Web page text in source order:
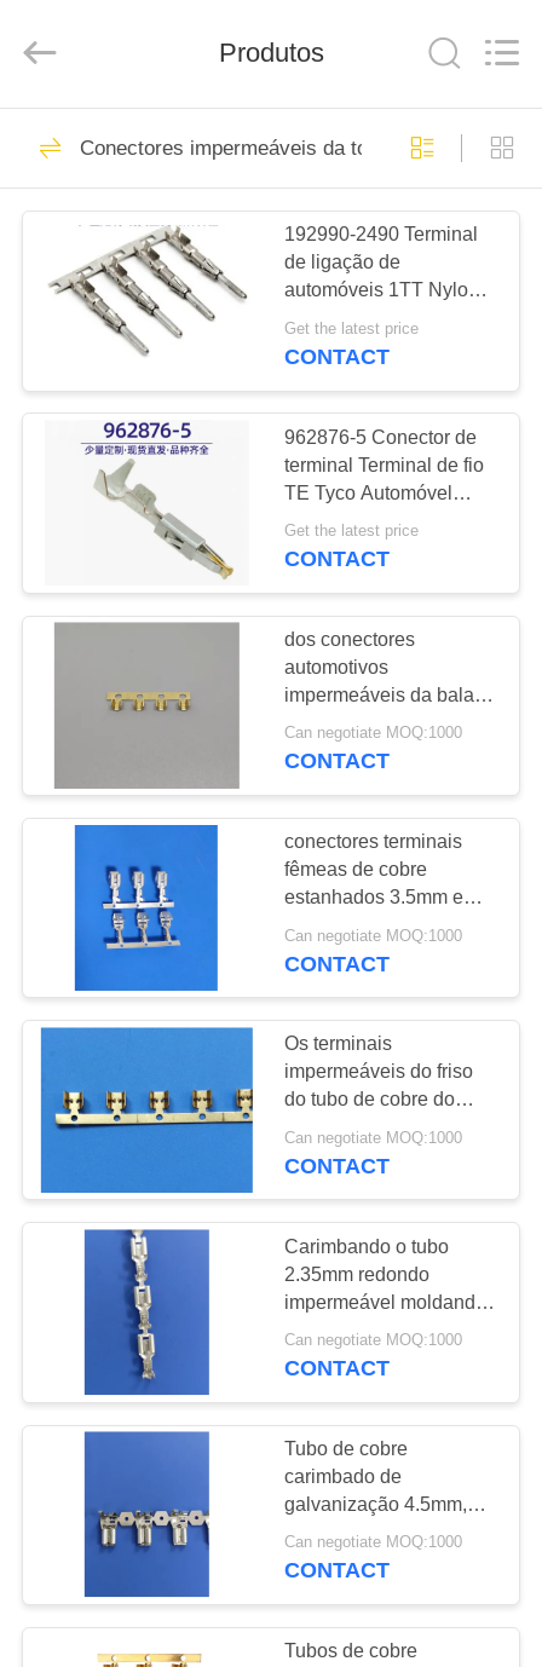
PARA
CASA
PRODUTOS
VÍDEOS
SOBRE
VISITA
FÁBRICA
CONTACTE-
SOLICITE UM
Copyright
stampingterminal.com.
Reserved.
Terminal de carimbo
Conectores
impermeáveis da
tomada
19
Terminal de molas
Conector do
encabeçamento do
26
Cabeçalho de pin
de linha única
Bloco terminal em
forma de Y
11
Produtos
Conectores impermeáveis da tomada
192990-2490 Terminal
de ligação de
automóveis 1TT Nylon
66 1500V AC/min
Get the latest price
CONTACT
962876-5 Conector de
terminal Terminal de fio
TE Tyco Automóvel
doméstico
Get the latest price
CONTACT
dos conectores
automotivos
impermeáveis da bala
de 4.5mm aprovação
disponível do OEM
Can negotiate MOQ:1000
CONTACT
conectores terminais
fêmeas de cobre
estanhados 3.5mm em
volta do carimbo do tubo
Can negotiate MOQ:1000
CONTACT
Os terminais
impermeáveis do friso
do tubo de cobre do
quadrado 2x4 com T
deram forma ao quadro
Can negotiate MOQ:1000
CONTACT
Carimbando o tubo
2.35mm redondo
impermeável moldando
dos conectores 1,0 da
tomada
Can negotiate MOQ:1000
CONTACT
Tubo de cobre
carimbado de
galvanização 4.5mm,
terminais impermeáveis
do friso
Can negotiate MOQ:1000
CONTACT
Tubos de cobre